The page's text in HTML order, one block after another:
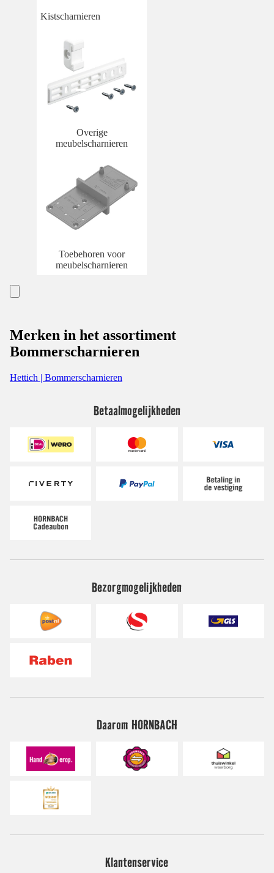
Kistscharnieren
Overige
meubelscharnieren
Toebehoren voor
meubelscharnieren
Merken in het assortiment
Bommerscharnieren
Hettich | Bommerscharnieren
Betaalmogelijkheden
Bezorgmogelijkheden
Daarom HORNBACH
Klantenservice